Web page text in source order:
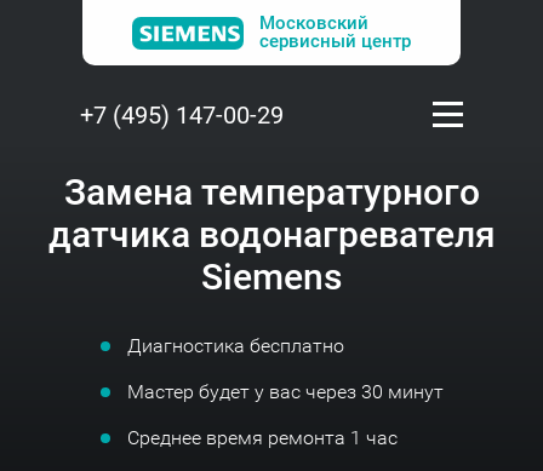
Московский
сервисный центр
+7 (495) 147-00-29
Замена температурного
датчика водонагревателя
Siemens
Диагностика бесплатно
Мастер будет у вас через 30 минут
Среднее время ремонта 1 час